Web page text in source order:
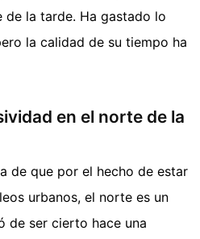
de la tarde. Ha gastado lo
la calidad de su tiempo ha
en el norte de la
de que por el hecho de estar
urbanos, el norte es un
de ser cierto hace una